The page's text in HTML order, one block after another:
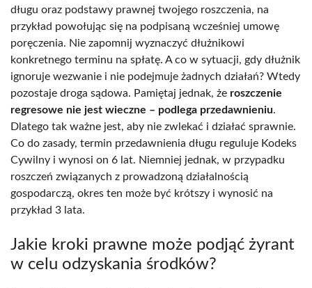
długu oraz podstawy prawnej twojego roszczenia, na
przykład powołując się na podpisaną wcześniej umowę
poręczenia. Nie zapomnij wyznaczyć dłużnikowi
konkretnego terminu na spłatę. A co w sytuacji, gdy dłużnik
ignoruje wezwanie i nie podejmuje żadnych działań? Wtedy
pozostaje droga sądowa. Pamiętaj jednak, że roszczenie
regresowe nie jest wieczne – podlega przedawnieniu.
Dlatego tak ważne jest, aby nie zwlekać i działać sprawnie.
Co do zasady, termin przedawnienia długu reguluje Kodeks
Cywilny i wynosi on 6 lat. Niemniej jednak, w przypadku
roszczeń związanych z prowadzoną działalnością
gospodarczą, okres ten może być krótszy i wynosić na
przykład 3 lata.
Jakie kroki prawne może podjąć żyrant
w celu odzyskania środków?